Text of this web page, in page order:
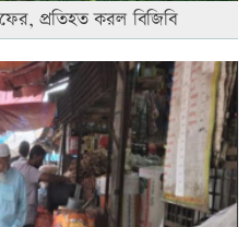
প্রতিহত করল বিজিবি